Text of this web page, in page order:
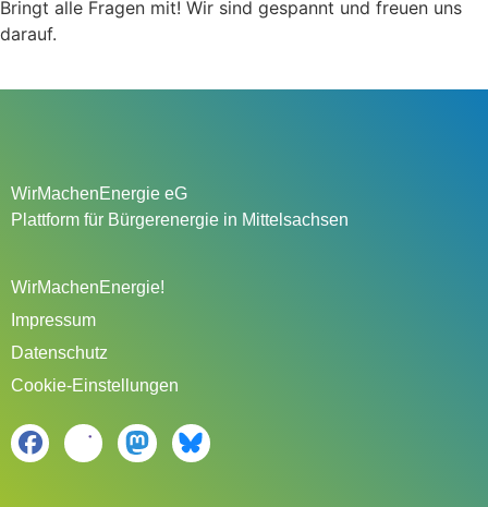
Bringt alle Fragen mit! Wir sind gespannt und freuen uns
darauf.
WirMachenEnergie eG
Plattform für Bürgerenergie in Mittelsachsen
WirMachenEnergie!
Impressum
Datenschutz
Cookie-Einstellungen